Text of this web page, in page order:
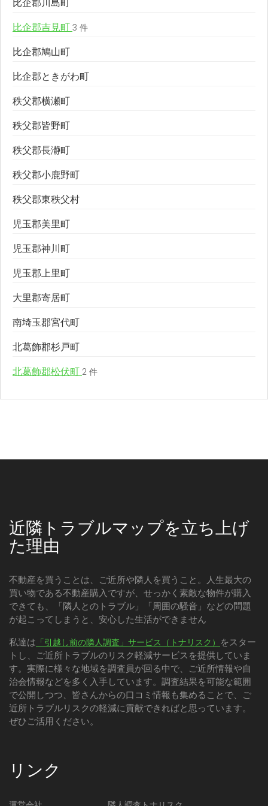
比企郡吉見町 3 件
比企郡鳩山町
比企郡ときがわ町
秩父郡横瀬町
秩父郡皆野町
秩父郡長瀞町
秩父郡小鹿野町
秩父郡東秩父村
児玉郡美里町
児玉郡神川町
児玉郡上里町
大里郡寄居町
南埼玉郡宮代町
北葛飾郡杉戸町
北葛飾郡松伏町 2 件
近隣トラブルマップを立ち上げ
た理由
不動産を買うことは、ご近所や隣人を買うこと。人生最大の
買い物である不動産購入ですが、せっかく素敵な物件が購入
できても、「隣人とのトラブル」「周囲の騒音」などの問題
が起こってしまうと、安心した生活ができません
私達は 「引越し前の隣人調査」サービス（トナリスク） をスター
トし、ご近所トラブルのリスク軽減サービスを提供していま
す。実際に様々な地域を調査員が回る中で、ご近所情報や自
治会情報などを多く入手しています。調査結果を可能な範囲
で公開しつつ、皆さんからの口コミ情報も集めることで、ご
近所トラブルリスクの軽減に貢献できればと思っています。
ぜひご活用ください。
リンク